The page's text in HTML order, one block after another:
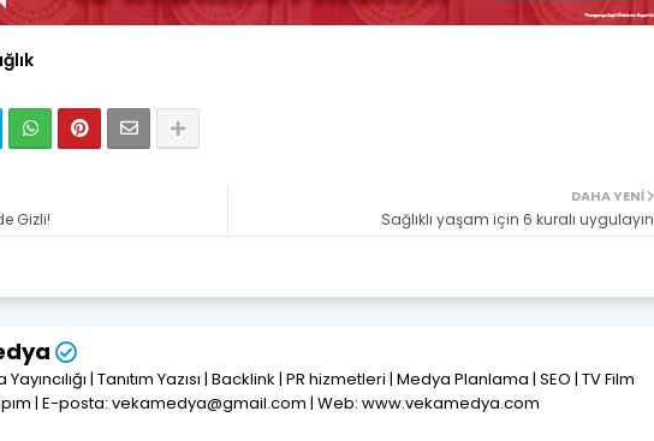
DAHA YENI
Sağlıklı yaşam için 6 kuralı uygulayın
Gizli!
| Tanıtım Yazısı | Backlink | PR hizmetleri | Medya Planlama | SEO | TV Film
| E-posta: vekamedya@gmail.com | Web: www.vekamedya.com